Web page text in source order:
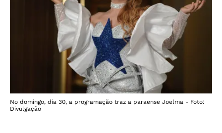
No domingo, dia 30, a programação traz a paraense Joelma - Foto:
Divulgação